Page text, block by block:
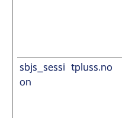
sbjs_sessi
on
tpluss.no